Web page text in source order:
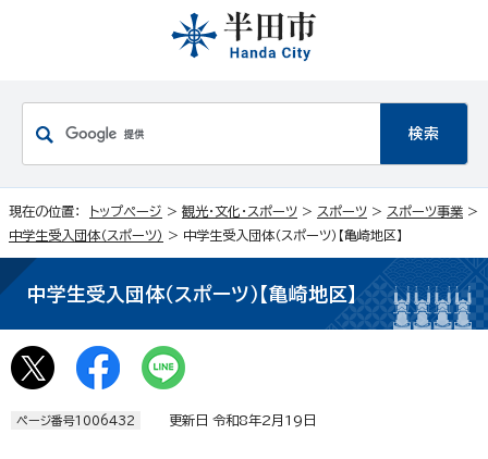
現在の位置： トップページ > 観光・文化・スポーツ > スポーツ > スポーツ事業 >
中学生受入団体（スポーツ） > 中学生受入団体（スポーツ）【亀崎地区】
中学生受入団体（スポーツ）【亀崎地区】
ページ番号1006432 更新日 令和8年2月19日